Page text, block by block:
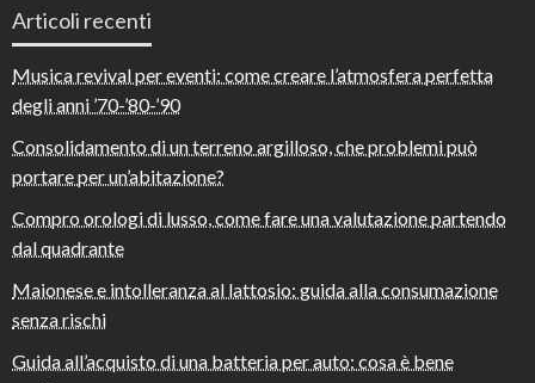
Articoli recenti
Musica revival per eventi: come creare l’atmosfera perfetta
degli anni ’70-’80-’90
Consolidamento di un terreno argilloso, che problemi può
portare per un’abitazione?
Compro orologi di lusso, come fare una valutazione partendo
dal quadrante
Maionese e intolleranza al lattosio: guida alla consumazione
senza rischi
Guida all’acquisto di una batteria per auto: cosa è bene